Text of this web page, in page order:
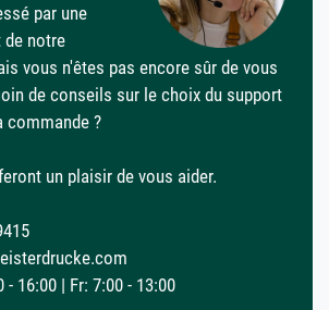
par une
de notre
vous n'êtes pas encore sûr de vous
de conseils sur le choix du support
commande ?
un plaisir de vous aider.
- 16:00 | Fr: 7:00 - 13:00